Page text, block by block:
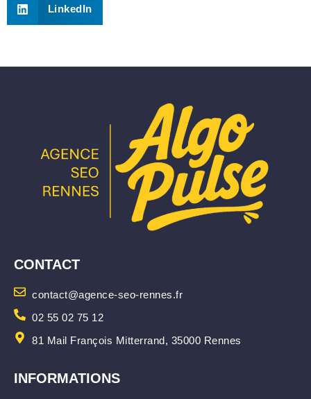
LinkedIn
CONTACT
contact@agence-seo-rennes.fr
02 55 02 75 12
81 Mail François Mitterrand, 35000 Rennes
INFORMATIONS